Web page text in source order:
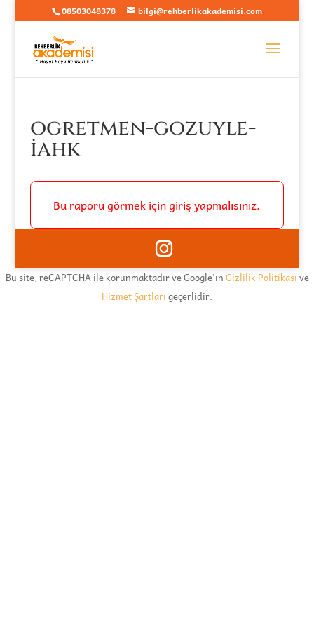
08503048378 bilgi@rehberlikakademisi.com
ogretmen-gozuyle-
iahk
Bu raporu görmek için giriş yapmalısınız.
Bu site, reCAPTCHA ile korunmaktadır ve Google'ınGizlilik Politikasıve
Hizmet Şartlarıgeçerlidir.